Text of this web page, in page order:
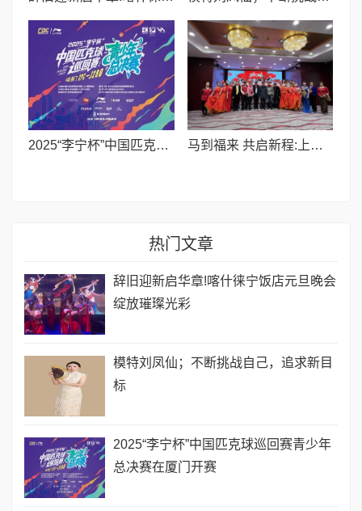
2025“李宁杯”中国匹克球巡回赛青少年总决赛在厦门开赛 马到福来 共启新程:上海K.B开波豪车俱乐部暨红玫瑰艺术团跨年晚宴璀璨落幕
热门文章
辞旧迎新启华章!喀什徕宁饭店元旦晚会
绽放璀璨光彩
模特刘凤仙；不断挑战自己，追求新目
标
2025“李宁杯”中国匹克球巡回赛青少年
总决赛在厦门开赛